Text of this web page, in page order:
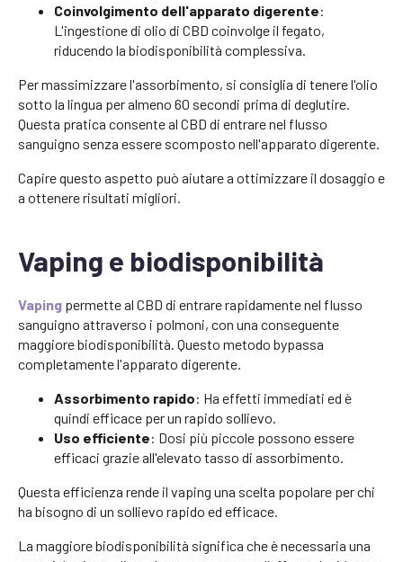
Coinvolgimento dell'apparato digerente:
L'ingestione di olio di CBD coinvolge il fegato,
riducendo la biodisponibilità complessiva.
Per massimizzare l'assorbimento, si consiglia di tenere l'olio
sotto la lingua per almeno 60 secondi prima di deglutire.
Questa pratica consente al CBD di entrare nel flusso
sanguigno senza essere scomposto nell'apparato digerente.
Capire questo aspetto può aiutare a ottimizzare il dosaggio e
a ottenere risultati migliori.
Vaping e biodisponibilità
Vaping permette al CBD di entrare rapidamente nel flusso
sanguigno attraverso i polmoni, con una conseguente
maggiore biodisponibilità. Questo metodo bypassa
completamente l'apparato digerente.
Assorbimento rapido: Ha effetti immediati ed è
quindi efficace per un rapido sollievo.
Uso efficiente: Dosi più piccole possono essere
efficaci grazie all'elevato tasso di assorbimento.
Questa efficienza rende il vaping una scelta popolare per chi
ha bisogno di un sollievo rapido ed efficace.
La maggiore biodisponibilità significa che è necessaria una